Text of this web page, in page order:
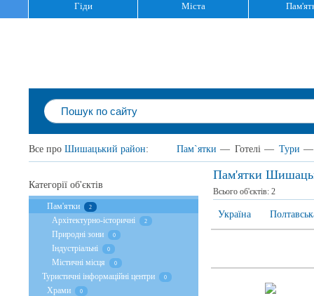
Гіди Міста
Все про Шишацький район: Пам`ятки — Готелі — Тури —
Пам'ятки
Всього об'єктів: 2
Україна
Категорії об'єктів
Пам'ятки 2
Архітектурно-історичні 2
Природні зони 0
Індустріальні 0
Містичні місця 0
Туристичні інформаційні центри 0
Храми 0